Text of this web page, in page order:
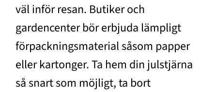
väl inför resan. Butiker och
gardencenter bör erbjuda lämpligt
förpackningsmaterial såsom papper
eller kartonger. Ta hem din julstjärna
så snart som möjligt, ta bort